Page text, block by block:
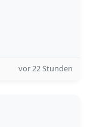
vor 22 Stunden